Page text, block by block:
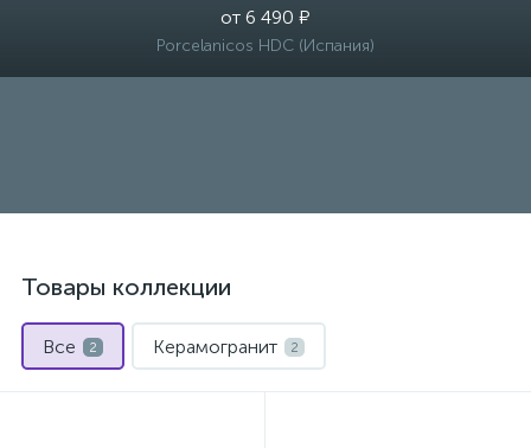
от 6 490 ₽
Porcelanicos HDC (Испания)
Товары коллекции
Все 2 Керамогранит 2